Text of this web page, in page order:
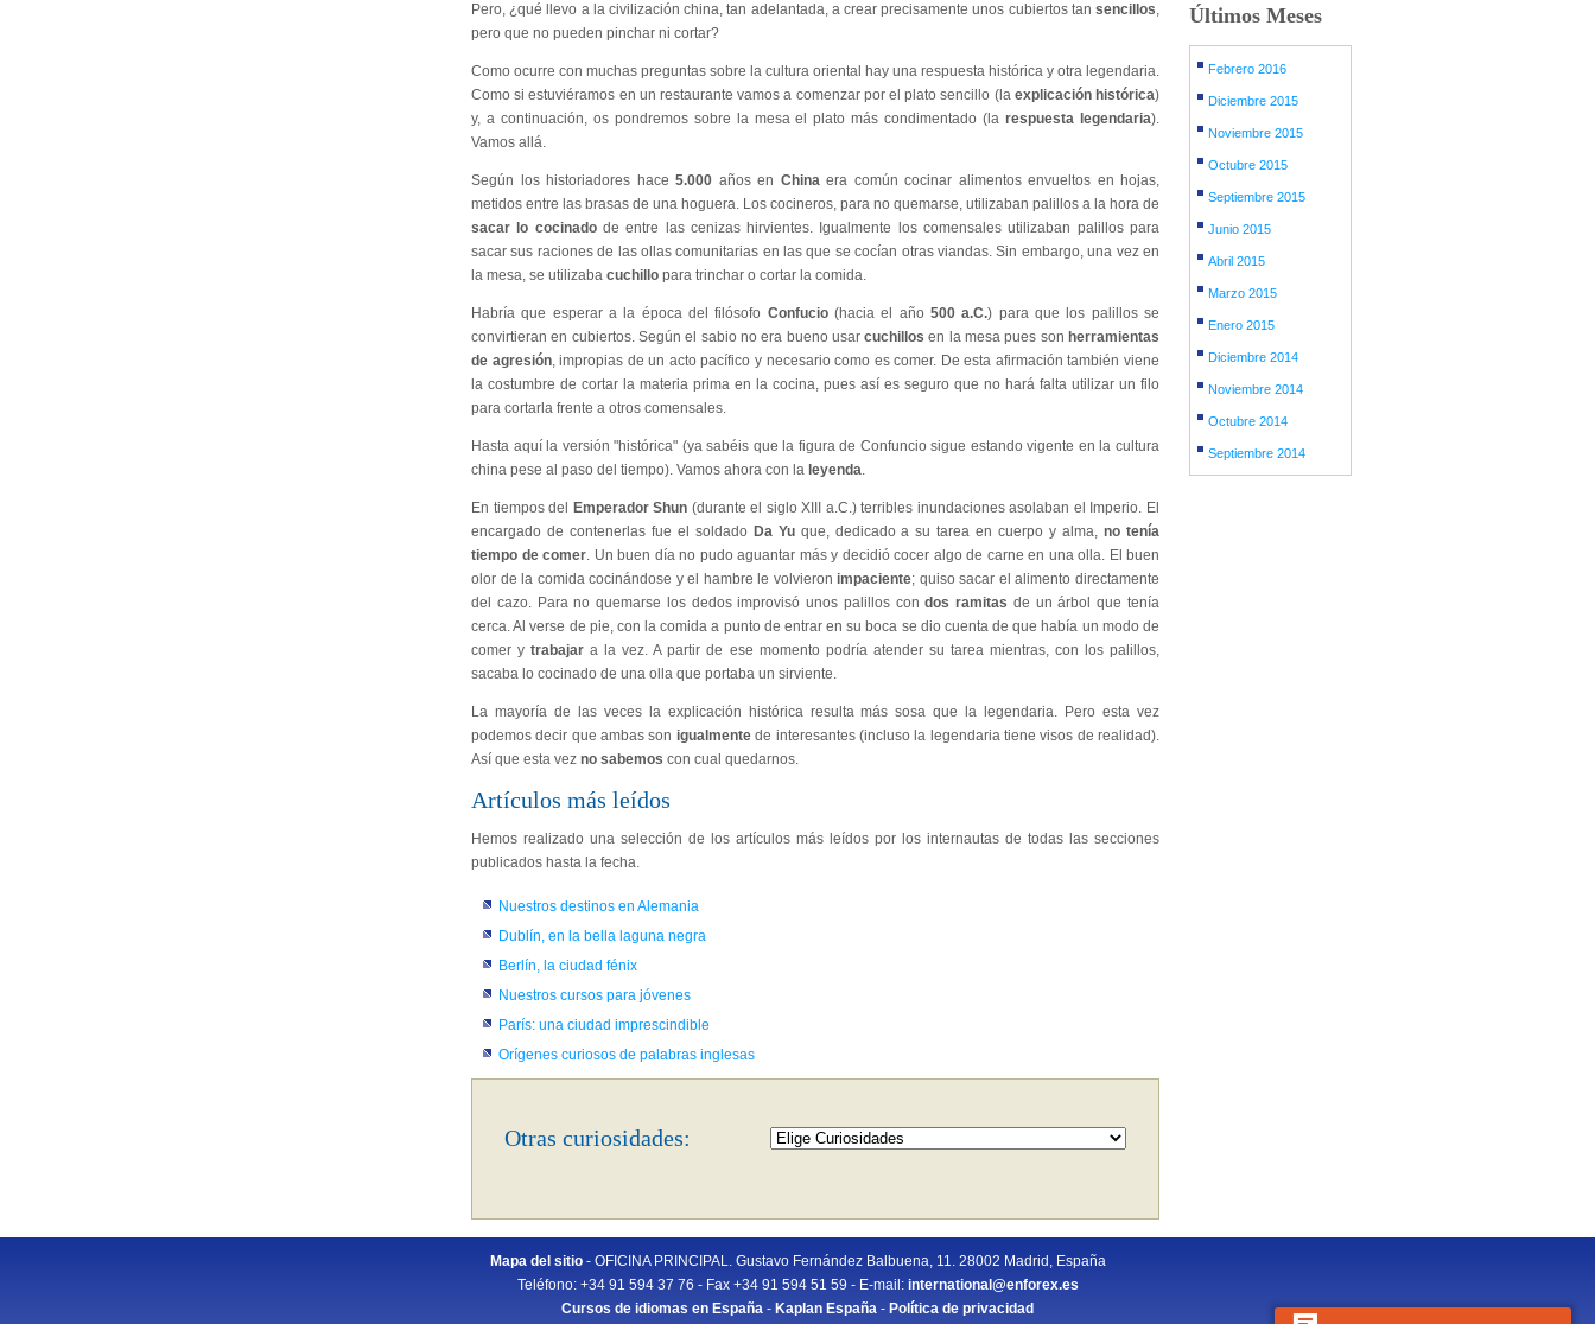
Pero, ¿qué llevo a la civilización china, tan adelantada, a crear precisamente unos cubiertos tan sencillos,
pero que no pueden pinchar ni cortar?
Como ocurre con muchas preguntas sobre la cultura oriental hay una respuesta histórica y otra legendaria.
Como si estuviéramos en un restaurante vamos a comenzar por el plato sencillo (la explicación histórica)
y, a continuación, os pondremos sobre la mesa el plato más condimentado (larespuesta legendaria).
Vamos allá.
Según los historiadores hace 5.000 años en Chinaera común cocinar alimentos envueltos en hojas,
metidos entre las brasas de una hoguera. Los cocineros, para no quemarse, utilizaban palillos a la hora de
sacar lo cocinadode entre las cenizas hirvientes. Igualmente los comensales utilizaban palillos para
sacar sus raciones de las ollas comunitarias en las que se cocían otras viandas. Sin embargo, una vez en
la mesa, se utilizaba cuchillo para trinchar o cortar la comida.
Habría que esperar a la época del filósofo Confucio(hacia el año 500 a.C.) para que los palillos se
convirtieran en cubiertos. Según el sabio no era bueno usarcuchillos en la mesa pues son herramientas
de agresión, impropias de un acto pacífico y necesario como es comer. De esta afirmación también viene
la costumbre de cortar la materia prima en la cocina, pues así es seguro que no hará falta utilizar un filo
para cortarla frente a otros comensales.
Hasta aquí la versión "histórica" (ya sabéis que la figura de Confuncio sigue estando vigente en la cultura
china pese al paso del tiempo). Vamos ahora con la leyenda.
En tiempos del Emperador Shun (durante el siglo XIII a.C.) terribles inundaciones asolaban el Imperio. El
encargado de contenerlas fue el soldado Da Yu que, dedicado a su tarea en cuerpo y alma,no tenía
tiempo de comer. Un buen día no pudo aguantar más y decidió cocer algo de carne en una olla. El buen
olor de la comida cocinándose y el hambre le volvieron impaciente; quiso sacar el alimento directamente
del cazo. Para no quemarse los dedos improvisó unos palillos condos ramitas de un árbol que tenía
cerca. Al verse de pie, con la comida a punto de entrar en su boca se dio cuenta de que había un modo de
comer ytrabajar a la vez. A partir de ese momento podría atender su tarea mientras, con los palillos,
sacaba lo cocinado de una olla que portaba un sirviente.
La mayoría de las veces la explicación histórica resulta más sosa que la legendaria. Pero esta vez
podemos decir que ambas son igualmentede interesantes (incluso la legendaria tiene visos de realidad).
Así que esta vez no sabemos con cual quedarnos.
Artículos más leídos
Hemos realizado una selección de los artículos más leídos por los internautas de todas las secciones
publicados hasta la fecha.
Nuestros destinos en Alemania
Dublín, en la bella laguna negra
Berlín, la ciudad fénix
Nuestros cursos para jóvenes
París: una ciudad imprescindible
Orígenes curiosos de palabras inglesas
Otras curiosidades:
Últimos Meses
Febrero 2016
Diciembre 2015
Noviembre 2015
Octubre 2015
Septiembre 2015
Junio 2015
Abril 2015
Marzo 2015
Enero 2015
Diciembre 2014
Noviembre 2014
Octubre 2014
Septiembre 2014
Mapa del sitio- OFICINA PRINCIPAL. Gustavo Fernández Balbuena, 11. 28002 Madrid, España
Teléfono: +34 91 594 37 76 - Fax +34 91 594 51 59 - E-mail: international@enforex.es
Cursos de idiomas en España - Kaplan España - Política de privacidad